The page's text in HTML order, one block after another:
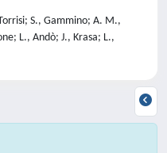
S., Gammino; A. M.,
L., Andò; J., Krasa; L.,